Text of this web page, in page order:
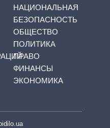
НАЦИОНАЛЬНАЯ
БЕЗОПАСНОСТЬ
ОБЩЕСТВО
ПОЛИТИКА
ПРАВО
ФИНАНСЫ
ЭКОНОМИКА